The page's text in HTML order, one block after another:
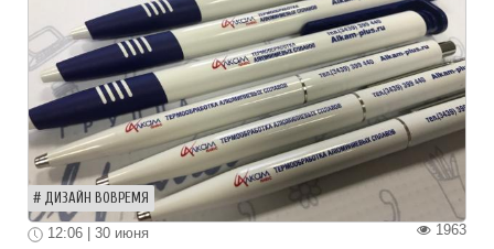
ДИЗАЙН ВОВРЕМЯ
1963
12:06 | 30 июня